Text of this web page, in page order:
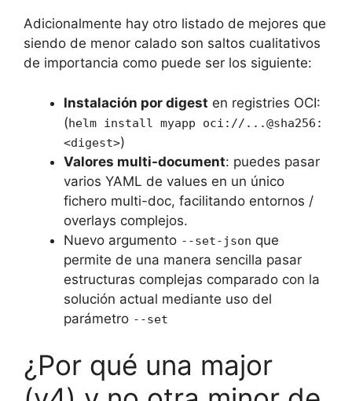
Adicionalmente hay otro listado de mejores que
siendo de menor calado son saltos cualitativos
de importancia como puede ser los siguiente:
Instalación por digest en registries OCI:
(helm install myapp oci://...@sha256:
<digest>)
Valores multi-document: puedes pasar
varios YAML de values en un único
fichero multi-doc, facilitando entornos /
overlays complejos.
Nuevo argumento --set-json que
permite de una manera sencilla pasar
estructuras complejas comparado con la
solución actual mediante uso del
parámetro --set
¿Por qué una major